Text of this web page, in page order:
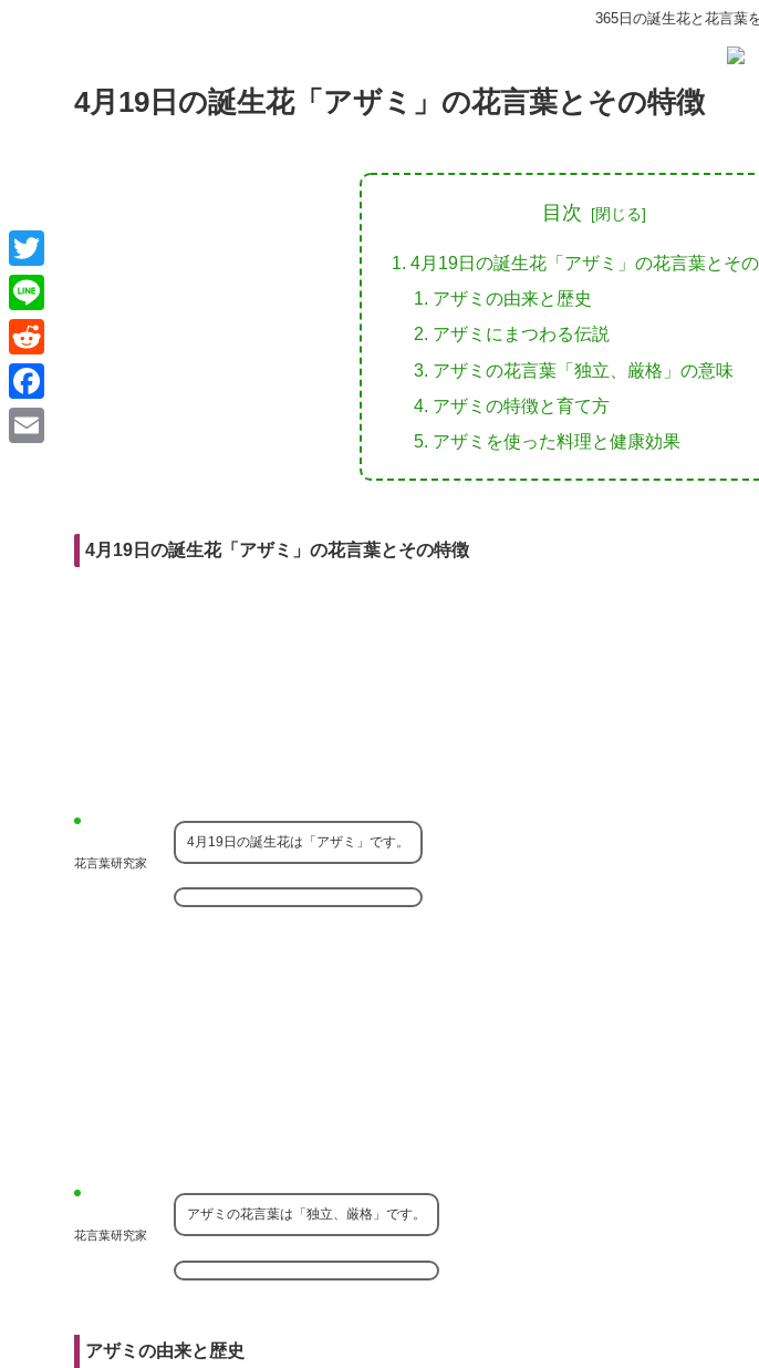
365日の誕生花と花言葉
4月19日の誕生花「アザミ」の花言葉とその特徴
目次
4月19日の誕生花「アザミ」の花言葉とそ
アザミの由来と歴史
アザミにまつわる伝説
アザミの花言葉「独立、厳格」の意味
アザミの特徴と育て方
アザミを使った料理と健康効果
4月19日の誕生花「アザミ」の花言葉とその特徴
花言葉研究家
4月19日の誕生花は「アザミ」です。
花言葉研究家
アザミの花言葉は「独立、厳格」です。
アザミの由来と歴史
T
w
i
t
L
i
n
e
R
e
d
F